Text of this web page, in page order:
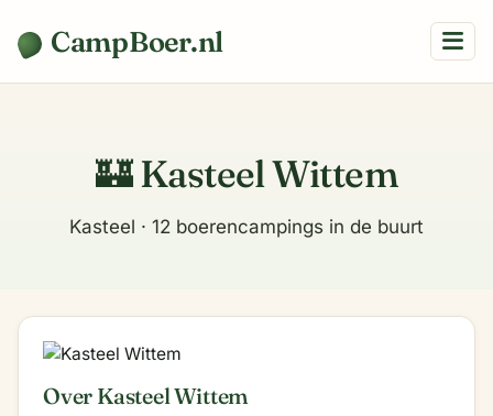
CampBoer.nl
🏰 Kasteel Wittem
Kasteel · 12 boerencampings in de buurt
Over Kasteel Wittem